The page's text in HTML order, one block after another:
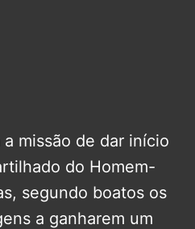
missão de dar início
do Homem-
segundo boatos os
a ganharem um